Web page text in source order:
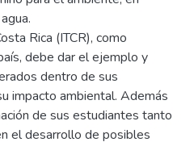
Rica (ITCR), como
debe dar el ejemplo y
dentro de sus
impacto ambiental. Además
de sus estudiantes tanto
el desarrollo de posibles